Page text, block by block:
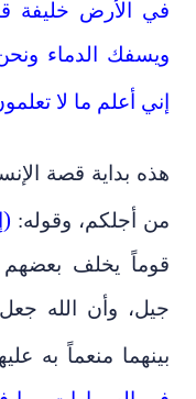
في الأرض خليفة
ويسفك الدماء
إني أعلم ما لا
هذه بداية قصة
من أجلكم، وقوله: )
قوماً يخلف بعضهم
جيل، وأن الله
بينهما منعماً به